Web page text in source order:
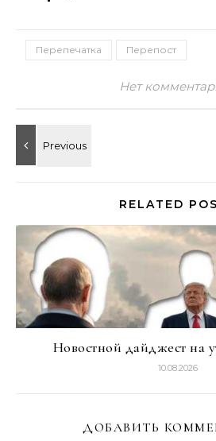
Перепечатка Перепост
Нет
RELATED
Новостной дайджест на
10.08.2026
ДОБАВИТЬ